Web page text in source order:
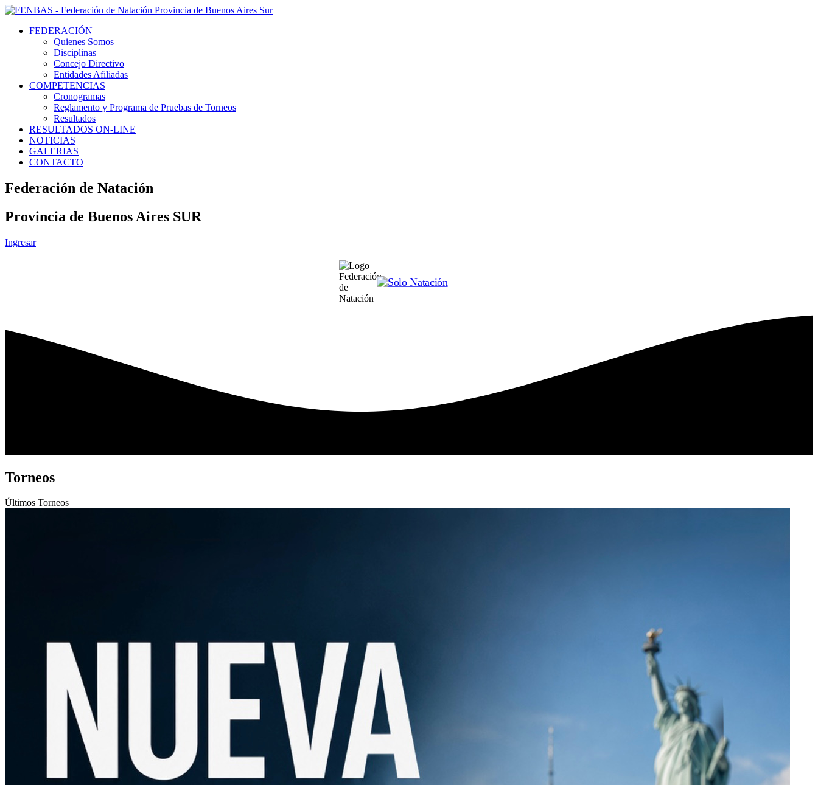
FEDERACIÓN
Quienes Somos
Disciplinas
Concejo Directivo
Entidades Afiliadas
COMPETENCIAS
Cronogramas
Reglamento y Programa de Pruebas de Torneos
Resultados
RESULTADOS ON-LINE
NOTICIAS
GALERIAS
CONTACTO
Federación de Natación
Provincia de Buenos Aires SUR
Ingresar
Torneos
Últimos Torneos